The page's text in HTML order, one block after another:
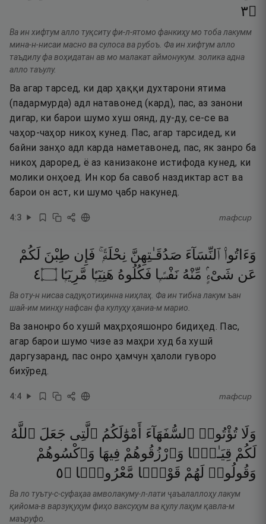
۝٣
Ва ин хифтум алло туқситу фи-л-ятомо фанкиҳу мо тоба лакумм
мина-н-нисаи масно ва сулоса ва рубоъ. Фа ин хифтум алло
таъдилу фа воҳидатан ав мо малакат аймонукум. золика адна
алло таъулу.
Ва агар тарсед, ки дар ҳаққи духтарони ятима
(падармурда) адл натавонед (кард), пас, аз занони
дигар, ки барои шумо хуш оянд, ду-ду, се-се ва
чаҳор-чаҳор никоҳ кунед. Пас, агар тарсидед, ки
байни занҳо адл карда наметавонед, пас, як занро ба
никоҳ дароред, ё аз канизаконе истифода кунед, ки
молики онҳоед. Ин кор ба савоб наздиктар аст ва
барои он аст, ки шумо ҷабр накунед.
4:3 тафсир
وَءَاتُوا۟ ٱلنِّسَآءَ صَدُقَـٰتِهِنَّ نِحْلَةًۭ ۚ فَإِن طِبْنَ لَكُمْ
عَن شَىْءٍۢ مِّنْهُ نَفْسًۭا فَكُلُوهُ هَنِيٓـًۭٔا مَّرِيٓـًۭٔا ۝٤
Ва оту-н нисаа садуқотиҳинна ниҳлаҳ. Фа ин тибна лакум ъан
шай-им минҳу нафсан фа кулуҳу ҳаниа-м марио.
Ва занонро бо хушӣ маҳрҳояшонро бидиҳед. Пас,
агар барои шумо чизе аз маҳри худ ба хушӣ
даргузаранд, пас онро ҳамчун ҳалоли гуворо
бихӯред.
4:4 тафсир
وَلَا تُؤْتُوا۟ ٱلسُّفَهَآءَ أَمْوَٰلَكُمُ ٱلَّتِى جَعَلَ ٱللَّهُ
لَكُمْ قِيَـٰمًۭا وَٱرْزُقُوهُمْ فِيهَا وَٱكْسُوهُمْ
وَقُولُوا۟ لَهُمْ قَوْلًۭا مَّعْرُوفًۭا ۝٥
Ва ло туъту-с-суфаҳаа амволакуму-л-лати ҷаъалаллоҳу лакум
қийома-в варзуқуҳум фиҳо ваксуҳум ва қулу лаҳум қавла-м
маъруфо.